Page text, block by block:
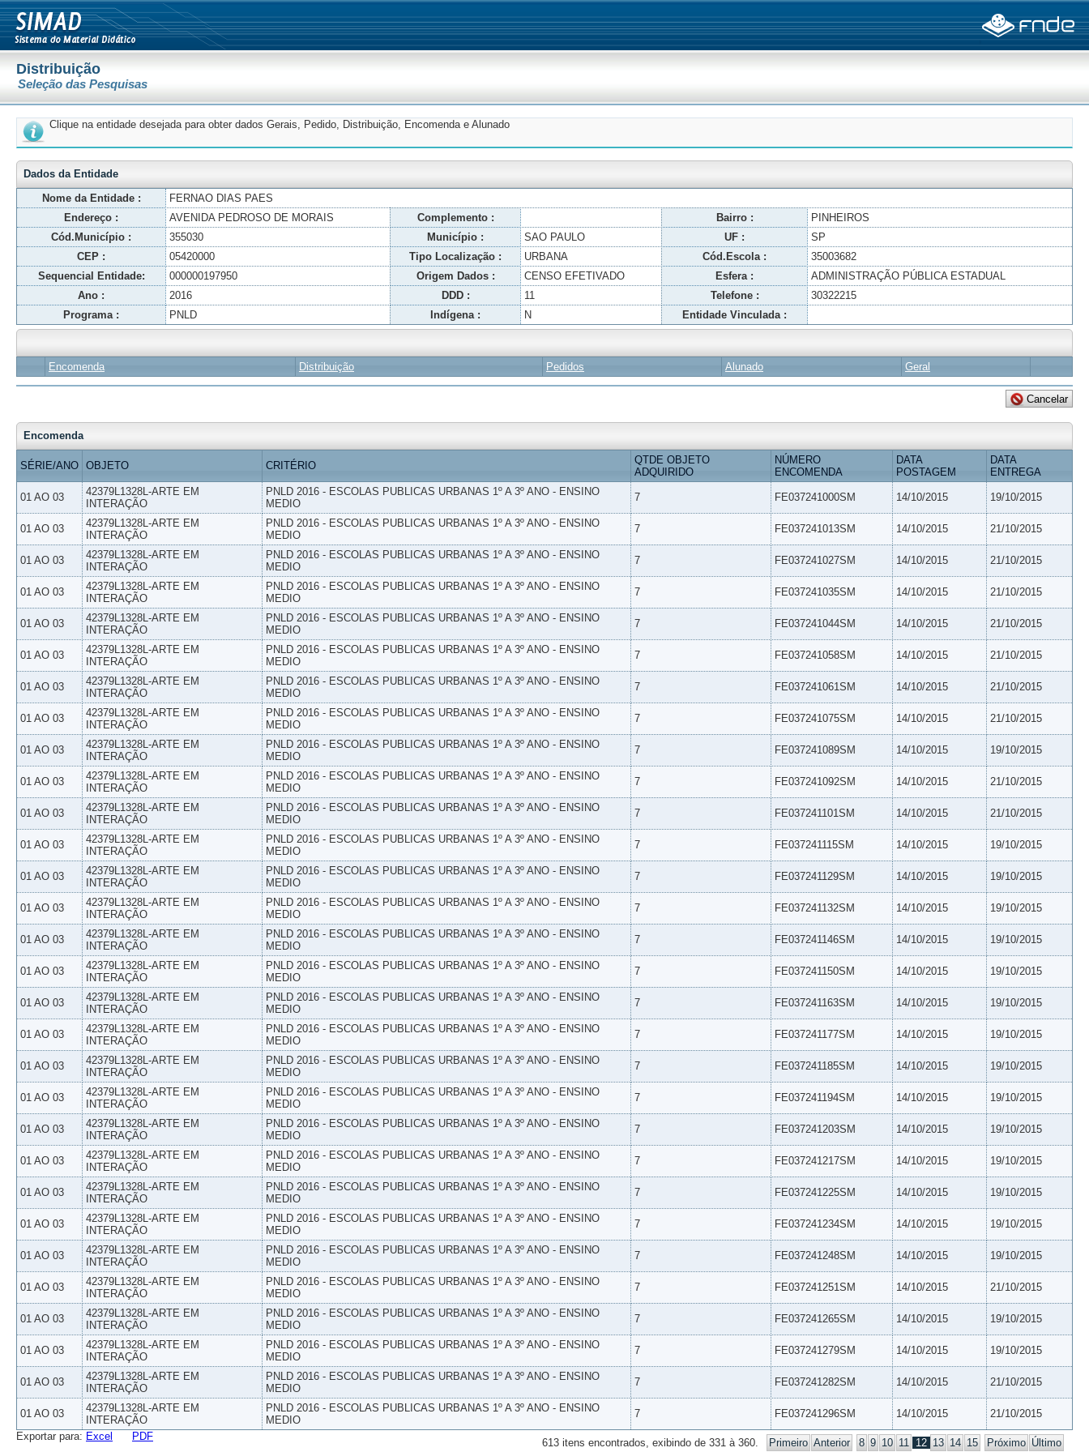
Distribuição
Seleção das Pesquisas
Clique na entidade desejada para obter dados Gerais, Pedido, Distribuição, Encomenda e Alunado
Dados da Entidade
Nome da Entidade :
FERNAO DIAS PAES
Endereço :
AVENIDA PEDROSO DE MORAIS Complemento : Bairro :
PINHEIROS
Cód.Município :
355030 Município : SAO PAULO UF :
SP
CEP :
05420000 Tipo Localização : URBANA Cód.Escola :
35003682
Sequencial Entidade:
000000197950 Origem Dados : CENSO EFETIVADO Esfera :
ADMINISTRAÇÃO PÚBLICA ESTADUAL
Ano :
2016 DDD : 11 Telefone :
30322215
Programa :
PNLD Indígena : N Entidade Vinculada :
Encomenda Distribuição Pedidos Alunado Geral
Encomenda
SÉRIE/ANO OBJETO CRITÉRIO
QTDE OBJETO
ADQUIRIDO
NÚMERO
ENCOMENDA
DATA
POSTAGEM
DATA
ENTREGA
01 AO 03
42379L1328L-ARTE EM
INTERAÇÃO
PNLD 2016 - ESCOLAS PUBLICAS URBANAS 1º A 3º ANO - ENSINO
MEDIO
7 FE037241000SM 14/10/2015 19/10/2015
01 AO 03
42379L1328L-ARTE EM
INTERAÇÃO
PNLD 2016 - ESCOLAS PUBLICAS URBANAS 1º A 3º ANO - ENSINO
MEDIO
7 FE037241013SM 14/10/2015 21/10/2015
01 AO 03
42379L1328L-ARTE EM
INTERAÇÃO
PNLD 2016 - ESCOLAS PUBLICAS URBANAS 1º A 3º ANO - ENSINO
MEDIO
7 FE037241027SM 14/10/2015 21/10/2015
01 AO 03
42379L1328L-ARTE EM
INTERAÇÃO
PNLD 2016 - ESCOLAS PUBLICAS URBANAS 1º A 3º ANO - ENSINO
MEDIO
7 FE037241035SM 14/10/2015 21/10/2015
01 AO 03
42379L1328L-ARTE EM
INTERAÇÃO
PNLD 2016 - ESCOLAS PUBLICAS URBANAS 1º A 3º ANO - ENSINO
MEDIO
7 FE037241044SM 14/10/2015 21/10/2015
01 AO 03
42379L1328L-ARTE EM
INTERAÇÃO
PNLD 2016 - ESCOLAS PUBLICAS URBANAS 1º A 3º ANO - ENSINO
MEDIO
7 FE037241058SM 14/10/2015 21/10/2015
01 AO 03
42379L1328L-ARTE EM
INTERAÇÃO
PNLD 2016 - ESCOLAS PUBLICAS URBANAS 1º A 3º ANO - ENSINO
MEDIO
7 FE037241061SM 14/10/2015 21/10/2015
01 AO 03
42379L1328L-ARTE EM
INTERAÇÃO
PNLD 2016 - ESCOLAS PUBLICAS URBANAS 1º A 3º ANO - ENSINO
MEDIO
7 FE037241075SM 14/10/2015 21/10/2015
01 AO 03
42379L1328L-ARTE EM
INTERAÇÃO
PNLD 2016 - ESCOLAS PUBLICAS URBANAS 1º A 3º ANO - ENSINO
MEDIO
7 FE037241089SM 14/10/2015 19/10/2015
01 AO 03
42379L1328L-ARTE EM
INTERAÇÃO
PNLD 2016 - ESCOLAS PUBLICAS URBANAS 1º A 3º ANO - ENSINO
MEDIO
7 FE037241092SM 14/10/2015 21/10/2015
01 AO 03
42379L1328L-ARTE EM
INTERAÇÃO
PNLD 2016 - ESCOLAS PUBLICAS URBANAS 1º A 3º ANO - ENSINO
MEDIO
7 FE037241101SM 14/10/2015 21/10/2015
01 AO 03
42379L1328L-ARTE EM
INTERAÇÃO
PNLD 2016 - ESCOLAS PUBLICAS URBANAS 1º A 3º ANO - ENSINO
MEDIO
7 FE037241115SM 14/10/2015 19/10/2015
01 AO 03
42379L1328L-ARTE EM
INTERAÇÃO
PNLD 2016 - ESCOLAS PUBLICAS URBANAS 1º A 3º ANO - ENSINO
MEDIO
7 FE037241129SM 14/10/2015 19/10/2015
01 AO 03
42379L1328L-ARTE EM
INTERAÇÃO
PNLD 2016 - ESCOLAS PUBLICAS URBANAS 1º A 3º ANO - ENSINO
MEDIO
7 FE037241132SM 14/10/2015 19/10/2015
01 AO 03
42379L1328L-ARTE EM
INTERAÇÃO
PNLD 2016 - ESCOLAS PUBLICAS URBANAS 1º A 3º ANO - ENSINO
MEDIO
7 FE037241146SM 14/10/2015 19/10/2015
01 AO 03
42379L1328L-ARTE EM
INTERAÇÃO
PNLD 2016 - ESCOLAS PUBLICAS URBANAS 1º A 3º ANO - ENSINO
MEDIO
7 FE037241150SM 14/10/2015 19/10/2015
01 AO 03
42379L1328L-ARTE EM
INTERAÇÃO
PNLD 2016 - ESCOLAS PUBLICAS URBANAS 1º A 3º ANO - ENSINO
MEDIO
7 FE037241163SM 14/10/2015 19/10/2015
01 AO 03
42379L1328L-ARTE EM
INTERAÇÃO
PNLD 2016 - ESCOLAS PUBLICAS URBANAS 1º A 3º ANO - ENSINO
MEDIO
7 FE037241177SM 14/10/2015 19/10/2015
01 AO 03
42379L1328L-ARTE EM
INTERAÇÃO
PNLD 2016 - ESCOLAS PUBLICAS URBANAS 1º A 3º ANO - ENSINO
MEDIO
7 FE037241185SM 14/10/2015 19/10/2015
01 AO 03
42379L1328L-ARTE EM
INTERAÇÃO
PNLD 2016 - ESCOLAS PUBLICAS URBANAS 1º A 3º ANO - ENSINO
MEDIO
7 FE037241194SM 14/10/2015 19/10/2015
01 AO 03
42379L1328L-ARTE EM
INTERAÇÃO
PNLD 2016 - ESCOLAS PUBLICAS URBANAS 1º A 3º ANO - ENSINO
MEDIO
7 FE037241203SM 14/10/2015 19/10/2015
01 AO 03
42379L1328L-ARTE EM
INTERAÇÃO
PNLD 2016 - ESCOLAS PUBLICAS URBANAS 1º A 3º ANO - ENSINO
MEDIO
7 FE037241217SM 14/10/2015 19/10/2015
01 AO 03
42379L1328L-ARTE EM
INTERAÇÃO
PNLD 2016 - ESCOLAS PUBLICAS URBANAS 1º A 3º ANO - ENSINO
MEDIO
7 FE037241225SM 14/10/2015 19/10/2015
01 AO 03
42379L1328L-ARTE EM
INTERAÇÃO
PNLD 2016 - ESCOLAS PUBLICAS URBANAS 1º A 3º ANO - ENSINO
MEDIO
7 FE037241234SM 14/10/2015 19/10/2015
01 AO 03
42379L1328L-ARTE EM
INTERAÇÃO
PNLD 2016 - ESCOLAS PUBLICAS URBANAS 1º A 3º ANO - ENSINO
MEDIO
7 FE037241248SM 14/10/2015 19/10/2015
01 AO 03
42379L1328L-ARTE EM
INTERAÇÃO
PNLD 2016 - ESCOLAS PUBLICAS URBANAS 1º A 3º ANO - ENSINO
MEDIO
7 FE037241251SM 14/10/2015 21/10/2015
01 AO 03
42379L1328L-ARTE EM
INTERAÇÃO
PNLD 2016 - ESCOLAS PUBLICAS URBANAS 1º A 3º ANO - ENSINO
MEDIO
7 FE037241265SM 14/10/2015 19/10/2015
01 AO 03
42379L1328L-ARTE EM
INTERAÇÃO
PNLD 2016 - ESCOLAS PUBLICAS URBANAS 1º A 3º ANO - ENSINO
MEDIO
7 FE037241279SM 14/10/2015 19/10/2015
01 AO 03
42379L1328L-ARTE EM
INTERAÇÃO
PNLD 2016 - ESCOLAS PUBLICAS URBANAS 1º A 3º ANO - ENSINO
MEDIO
7 FE037241282SM 14/10/2015 21/10/2015
01 AO 03
42379L1328L-ARTE EM
INTERAÇÃO
PNLD 2016 - ESCOLAS PUBLICAS URBANAS 1º A 3º ANO - ENSINO
MEDIO
7 FE037241296SM 14/10/2015 21/10/2015
613 itens encontrados, exibindo de 331 à 360. Primeiro Anterior 8 9 10 11 12 13 14 15 Próximo Último
Exportar para: Excel PDF